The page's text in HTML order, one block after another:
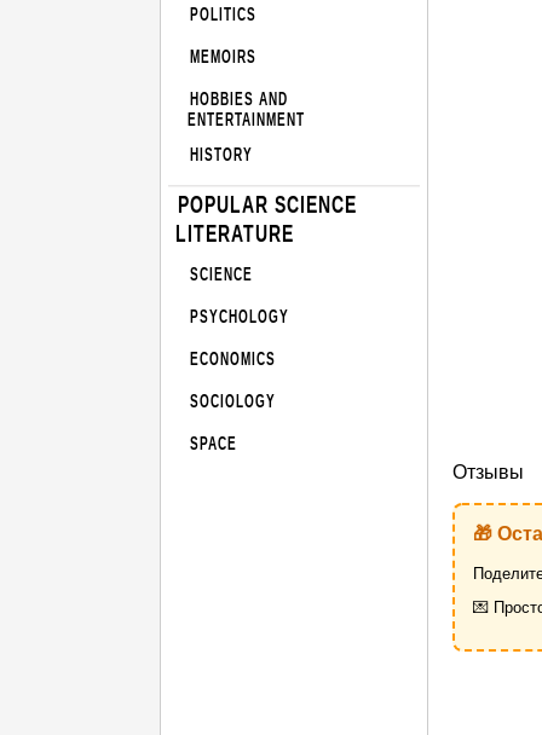
POLITICS
MEMOIRS
HOBBIES AND
ENTERTAINMENT
HISTORY
POPULAR SCIENCE
LITERATURE
SCIENCE
PSYCHOLOGY
ECONOMICS
SOCIOLOGY
SPACE
Отзывы
🎁
💌